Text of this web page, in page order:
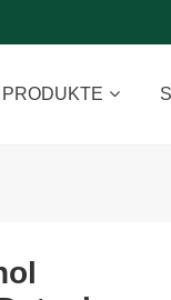
PRODUKTE